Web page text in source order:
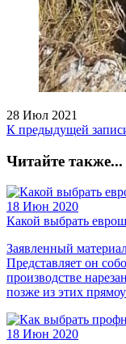
28 Июл 2021
К предыдущей
Читайте также...
18 Июн 2020
Какой выбрать
Заявленный
Представляет он
производстве
позже из этих
18 Июн 2020